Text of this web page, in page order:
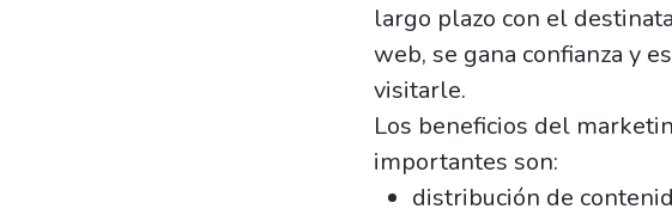
largo plazo con el
web, se gana confianza y
visitarle.
Los beneficios del
importantes son:
distribución de